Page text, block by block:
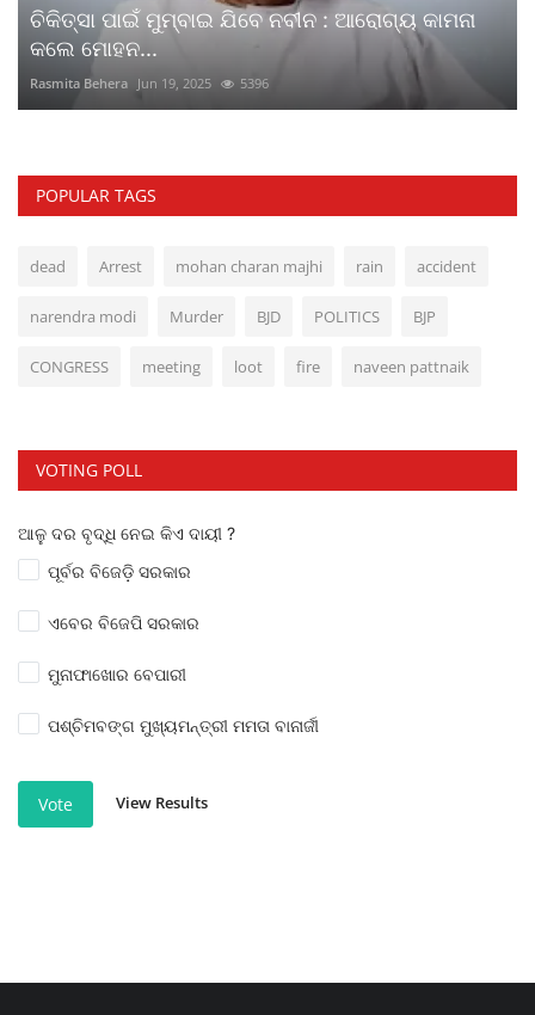
ଚିକିତ୍ସା ପାଇଁ ମୁମ୍ବାଇ ଯିବେ ନବୀନ : ଆରୋଗ୍ୟ କାମନା
କଲେ ମୋହନ...
Rasmita Behera Jun 19, 2025 5396
POPULAR TAGS
dead Arrest mohan charan majhi rain accident
narendra modi Murder BJD POLITICS BJP
CONGRESS meeting loot fire naveen pattnaik
VOTING POLL
ଆଳୁ ଦର ବୃଦ୍ଧି ନେଇ କିଏ ଦାୟୀ ?
ପୂର୍ବର ବିଜେଡ଼ି ସରକାର
ଏବେର ବିଜେପି ସରକାର
ମୁନାଫାଖୋର ବେପାରୀ
ପଶ୍ଚିମବଙ୍ଗ ମୁଖ୍ୟମନ୍ତ୍ରୀ ମମତା ବାନାର୍ଜୀ
Vote View Results